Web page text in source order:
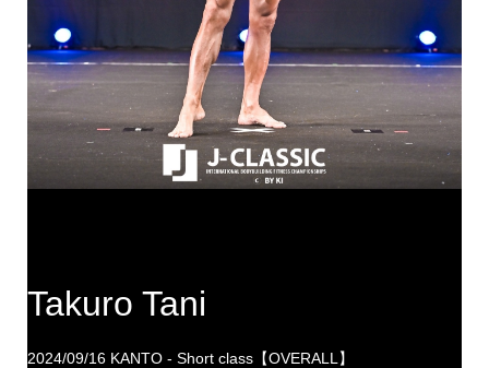
Takuro Tani
2024/09/16 KANTO - Short class【OVERALL】